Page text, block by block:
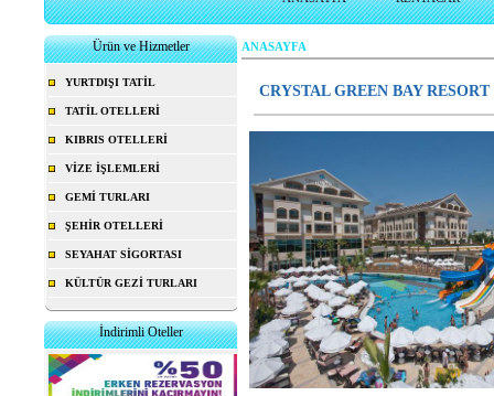
Ürün ve Hizmetler
YURTDIŞI TATİL
TATİL OTELLERİ
KIBRIS OTELLERİ
VİZE İŞLEMLERİ
GEMİ TURLARI
ŞEHİR OTELLERİ
SEYAHAT SİGORTASI
KÜLTÜR GEZİ TURLARI
İndirimli Oteller
ANASAYFA
CRYSTAL GREEN BAY